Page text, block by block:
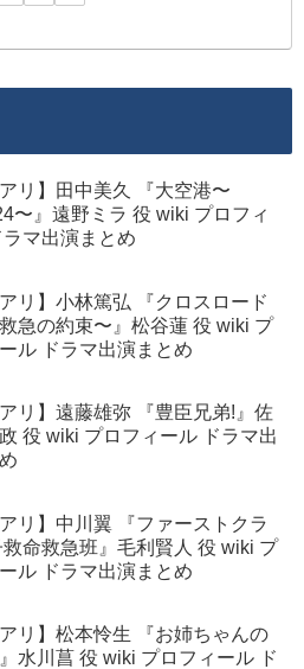
アリ】田中美久 『大空港〜
〜』遠野ミラ 役 wiki プロフィ
マ出演まとめ
アリ】小林篤弘 『クロスロード
急の約束〜』松谷蓮 役 wiki プ
ル ドラマ出演まとめ
アリ】遠藤雄弥 『豊臣兄弟!』佐
役 wiki プロフィール ドラマ出
アリ】中川翼 『ファーストクラ
救命救急班』毛利賢人 役 wiki プ
ル ドラマ出演まとめ
アリ】松本怜生 『お姉ちゃんの
水川菖 役 wiki プロフィール ド